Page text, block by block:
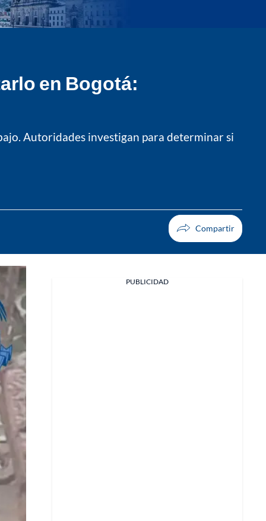
en Bogotá:
Autoridades investigan para determinar si
PUBLICIDAD